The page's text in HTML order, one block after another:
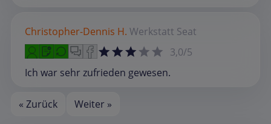
Christopher-Dennis H. Werkstatt Seat
3,0/5
Ich war sehr zufrieden gewesen.
« Zurück Weiter »